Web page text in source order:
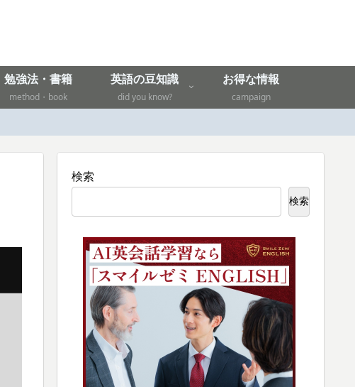
勉強法・書籍
method・book
英語の豆知識
did you know?
お得な情報
campaign
検索
検索